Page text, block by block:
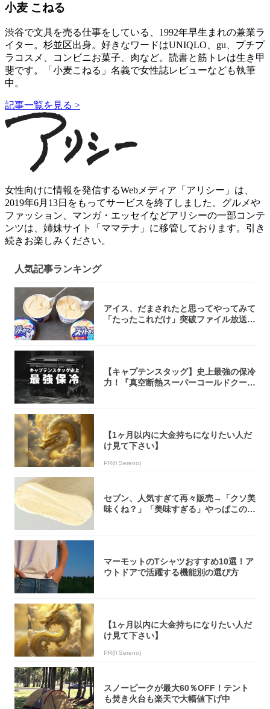
小麦 こねる
渋谷で文具を売る仕事をしている、1992年早生まれの兼業ラ
イター。杉並区出身。好きなワードはUNIQLO、gu、プチプ
ラコスメ、コンビニお菓子、肉など。読書と筋トレは生き甲
斐です。「小麦こねる」名義で女性誌レビューなども執筆
中。
記事一覧を見る >
女性向けに情報を発信するWebメディア「アリシー」は、
2019年6月13日をもってサービスを終了しました。グルメや
ファッション、マンガ・エッセイなどアリシーの一部コンテ
ンツは、姉妹サイト「ママテナ」に移管しております。引き
続きお楽しみください。
人気記事ランキング
アイス、だまされたと思ってやってみて
「たったこれだけ」突破ファイル放送で
【キャプテンスタッグ】史上最強の保冷
力！『真空断熱スーパーコールドクーラ
【1ヶ月以内に大金持ちになりたい人だ
け見て下さい】
PR(Il Sereno)
セブン、人気すぎて再々販売→「クソ美
味くね？」「美味すぎる」やっぱこのク
マーモットのTシャツおすすめ10選！ア
ウトドアで活躍する機能別の選び方
【1ヶ月以内に大金持ちになりたい人だ
け見て下さい】
PR(Il Sereno)
スノーピークが最大60％OFF！テント
も焚き火台も楽天で大幅値下げ中